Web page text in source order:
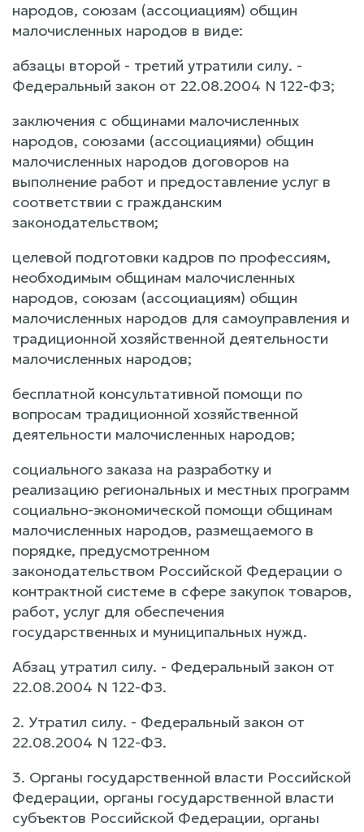
народов, союзам (ассоциациям) общин
малочисленных народов в виде:
абзацы второй - третий утратили силу. -
Федеральный закон от 22.08.2004 N 122-ФЗ;
заключения с общинами малочисленных
народов, союзами (ассоциациями) общин
малочисленных народов договоров на
выполнение работ и предоставление услуг в
соответствии с гражданским
законодательством;
целевой подготовки кадров по профессиям,
необходимым общинам малочисленных
народов, союзам (ассоциациям) общин
малочисленных народов для самоуправления и
традиционной хозяйственной деятельности
малочисленных народов;
бесплатной консультативной помощи по
вопросам традиционной хозяйственной
деятельности малочисленных народов;
социального заказа на разработку и
реализацию региональных и местных программ
социально-экономической помощи общинам
малочисленных народов, размещаемого в
порядке, предусмотренном
законодательством Российской Федерации о
контрактной системе в сфере закупок товаров,
работ, услуг для обеспечения
государственных и муниципальных нужд.
Абзац утратил силу. - Федеральный закон от
22.08.2004 N 122-ФЗ.
2. Утратил силу. - Федеральный закон от
22.08.2004 N 122-ФЗ.
3. Органы государственной власти Российской
Федерации, органы государственной власти
субъектов Российской Федерации, органы